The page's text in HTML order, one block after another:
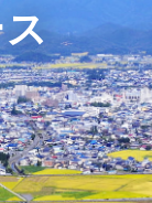
1200
島市御山字一本松17-1-